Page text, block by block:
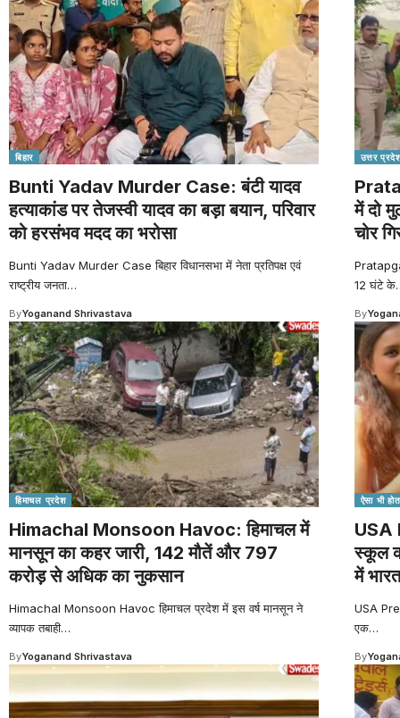
बिहार
Bunti Yadav Murder Case: बंटी यादव
हत्याकांड पर तेजस्वी यादव का बड़ा बयान, परिवार
को हरसंभव मदद का भरोसा
Bunti Yadav Murder Case बिहार विधानसभा में नेता प्रतिपक्ष एवं
राष्ट्रीय जनता…
ByYoganand Shrivastava
उत्तर
में दो
चोर
12 घंटे के
By
हिमाचल प्रदेश
Himachal Monsoon Havoc: हिमाचल में
मानसून का कहर जारी, 142 मौतें और 797
करोड़ से अधिक का नुकसान
Himachal Monsoon Havoc हिमाचल प्रदेश में इस वर्ष मानसून ने
व्यापक तबाही…
ByYoganand Shrivastava
ऐसा भी
USA
स्कूल
में
USA
एक…
By